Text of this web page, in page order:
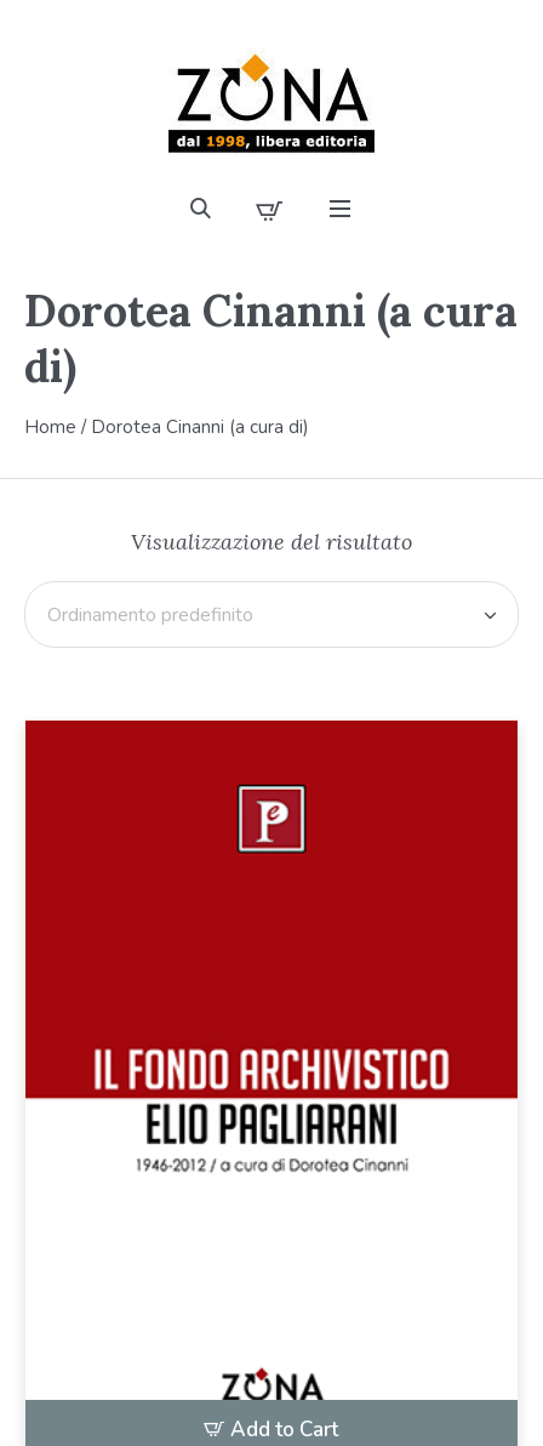
Dorotea Cinanni (a cura
di)
Home / Dorotea Cinanni (a cura di)
Visualizzazione del risultato
Add to Cart